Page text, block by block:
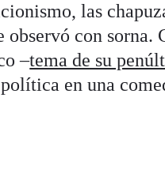
las
con sorna.
–tema de su
en una